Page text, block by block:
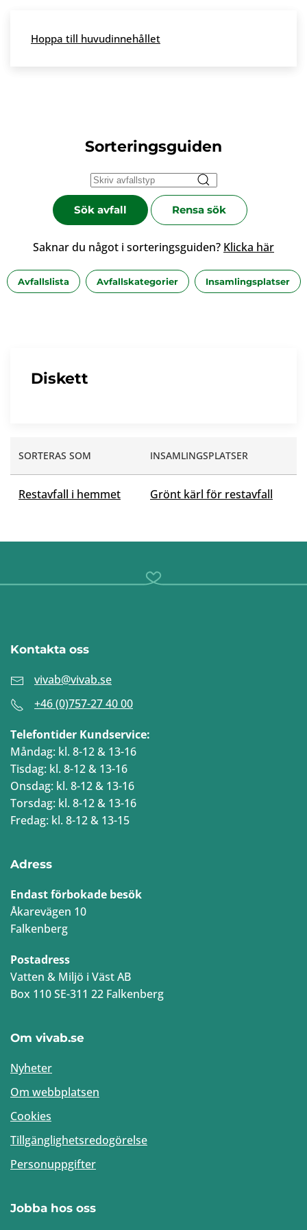
Skip to main content
Hoppa till huvudinnehållet
Sorteringsguiden
Sök avfall Rensa sök
Saknar du något i sorteringsguiden? Klicka här
Avfallslista Avfallskategorier Insamlingsplatser
Diskett
SORTERAS SOM INSAMLINGSPLATSER
Restavfall i hemmet Grönt kärl för restavfall
Kontakta oss
vivab@vivab.se
+46 (0)757-27 40 00
Telefontider Kundservice:
Måndag: kl. 8-12 & 13-16
Tisdag: kl. 8-12 & 13-16
Onsdag: kl. 8-12 & 13-16
Torsdag: kl. 8-12 & 13-16
Fredag: kl. 8-12 & 13-15
Adress
Endast förbokade besök
Åkarevägen 10
Falkenberg
Postadress
Vatten & Miljö i Väst AB
Box 110 SE-311 22 Falkenberg
Om vivab.se
Nyheter
Om webbplatsen
Cookies
Tillgänglighetsredogörelse
Personuppgifter
Jobba hos oss